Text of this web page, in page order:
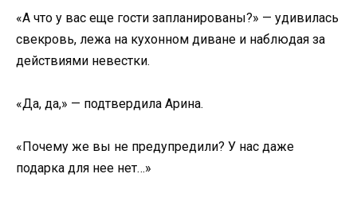
«А что у вас еще гости запланированы?» — удивилась
свекровь, лежа на кухонном диване и наблюдая за
действиями невестки.
«Да, да,» — подтвердила Арина.
«Почему же вы не предупредили? У нас даже
подарка для нее нет…»